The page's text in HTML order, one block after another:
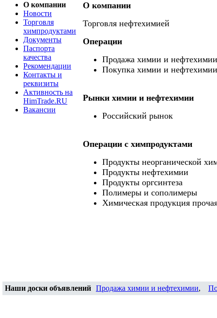
О компании
Новости
Торговля
химпродуктами
Документы
Паспорта
качества
Рекомендации
Контакты и
реквизиты
Активность на
HimTrade.RU
Вакансии
О компании
Торговля нефтехимией
Операции
Продажа химии и нефтехимии
Покупка химии и нефтехимии
Рынки химии и нефтехимии
Российский рынок
Операции c химпродуктами
Продукты неорганической
Продукты нефтехимии
Продукты оргсинтеза
Полимеры и сополимеры
Химическая продукция
Наши доски объявлений Продажа химии и нефтехимии,